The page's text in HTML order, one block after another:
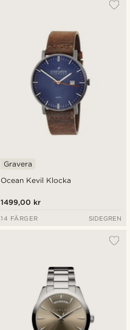
Ocean Kevil Klocka
Gravera
1499,00 kr
14 FÄRGER SIDEGREN